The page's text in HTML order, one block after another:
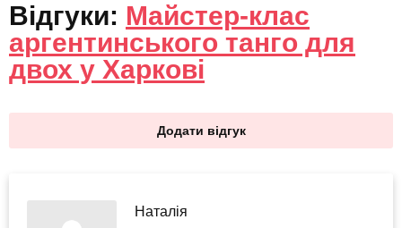
Відгуки: Майстер-клас
аргентинського танго для
двох у Харкові
Додати відгук
Наталія